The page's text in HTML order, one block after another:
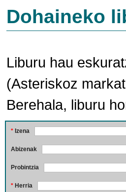
Dohaineko
Liburu hau
(Asteriskoz
Berehala, liburu
* Izena
Abizenak
Probintzia
* Herria